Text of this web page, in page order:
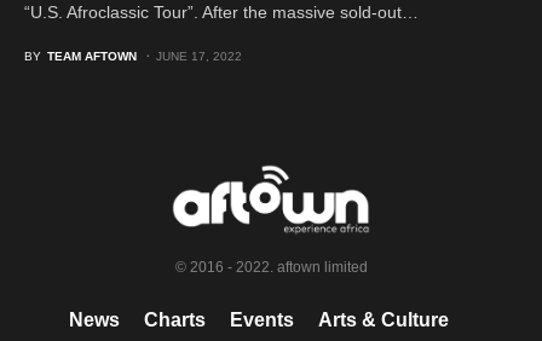
“U.S. Afroclassic Tour”. After the massive sold-out…
BY TEAM AFTOWN JUNE 17, 2022
© 2016 - 2022. aftown limited
News Charts Events Arts & Culture